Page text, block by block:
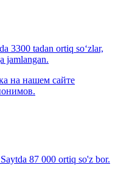
3300 tadan ortiq so‘zlar,
jamlangan.
на нашем сайте
87 000 ortiq so'z bor.